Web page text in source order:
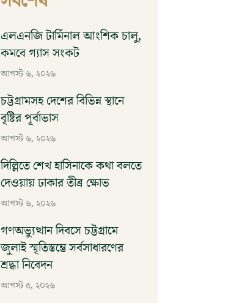
এলএনজি টার্মিনাল আংশিক চালু,
কমবে গ্যাস সংকট
আগস্ট ৬, ২০২৬
চট্টগ্রামসহ দেশের বিভিন্ন স্থানে
বৃষ্টির পূর্বাভাস
আগস্ট ৬, ২০২৬
দিল্লিতে শেখ হাসিনাকে কথা বলতে
দেওয়ায় ঢাকার তীব্র ক্ষোভ
আগস্ট ৬, ২০২৬
গণঅভ্যুত্থান দিবসে চট্টগ্রামে
জুলাই স্মৃতিস্তম্ভে সর্বসাধারণের
শ্রদ্ধা নিবেদন
আগস্ট ৫, ২০২৬